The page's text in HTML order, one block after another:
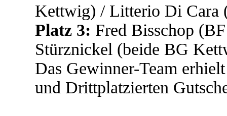
Kettwig) / Litterio Di Cara
Platz 3: Fred Bisschop
Stürznickel (beide BG
Das Gewinner-Team
und Drittplatzierten